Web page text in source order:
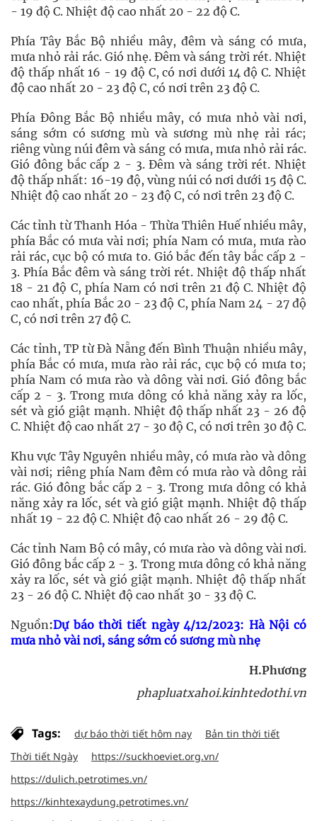
- 19 độ C. Nhiệt độ cao nhất 20 - 22 độ C.
Phía Tây Bắc Bộ nhiều mây, đêm và sáng có mưa,
mưa nhỏ rải rác. Gió nhẹ. Đêm và sáng trời rét. Nhiệt
độ thấp nhất 16 - 19 độ C, có nơi dưới 14 độ C. Nhiệt
độ cao nhất 20 - 23 độ C, có nơi trên 23 độ C.
Phía Đông Bắc Bộ nhiều mây, có mưa nhỏ vài nơi,
sáng sớm có sương mù và sương mù nhẹ rải rác;
riêng vùng núi đêm và sáng có mưa, mưa nhỏ rải rác.
Gió đông bắc cấp 2 - 3. Đêm và sáng trời rét. Nhiệt
độ thấp nhất: 16-19 độ, vùng núi có nơi dưới 15 độ C.
Nhiệt độ cao nhất 20 - 23 độ C, có nơi trên 23 độ C.
Các tỉnh từ Thanh Hóa - Thừa Thiên Huế nhiều mây,
phía Bắc có mưa vài nơi; phía Nam có mưa, mưa rào
rải rác, cục bộ có mưa to. Gió bắc đến tây bắc cấp 2 -
3. Phía Bắc đêm và sáng trời rét. Nhiệt độ thấp nhất
18 - 21 độ C, phía Nam có nơi trên 21 độ C. Nhiệt độ
cao nhất, phía Bắc 20 - 23 độ C, phía Nam 24 - 27 độ
C, có nơi trên 27 độ C.
Các tỉnh, TP từ Đà Nẵng đến Bình Thuận nhiều mây,
phía Bắc có mưa, mưa rào rải rác, cục bộ có mưa to;
phía Nam có mưa rào và dông vài nơi. Gió đông bắc
cấp 2 - 3. Trong mưa dông có khả năng xảy ra lốc,
sét và gió giật mạnh. Nhiệt độ thấp nhất 23 - 26 độ
C. Nhiệt độ cao nhất 27 - 30 độ C, có nơi trên 30 độ C.
Khu vực Tây Nguyên nhiều mây, có mưa rào và dông
vài nơi; riêng phía Nam đêm có mưa rào và dông rải
rác. Gió đông bắc cấp 2 - 3. Trong mưa dông có khả
năng xảy ra lốc, sét và gió giật mạnh. Nhiệt độ thấp
nhất 19 - 22 độ C. Nhiệt độ cao nhất 26 - 29 độ C.
Các tỉnh Nam Bộ có mây, có mưa rào và dông vài nơi.
Gió đông bắc cấp 2 - 3. Trong mưa dông có khả năng
xảy ra lốc, sét và gió giật mạnh. Nhiệt độ thấp nhất
23 - 26 độ C. Nhiệt độ cao nhất 30 - 33 độ C.
Nguồn:Dự báo thời tiết ngày 4/12/2023: Hà Nội có
mưa nhỏ vài nơi, sáng sớm có sương mù nhẹ
H.Phương
phapluatxahoi.kinhtedothi.vn
Tags: dự báo thời tiết hôm nay
Bản tin thời tiết
Thời tiết Ngày
https://suckhoeviet.org.vn/
https://dulich.petrotimes.vn/
https://kinhtexaydung.petrotimes.vn/